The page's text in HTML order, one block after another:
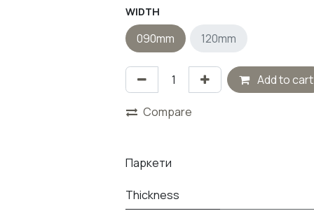
WIDTH
090mm 120mm
Add to cart
Compare
Паркети
Thickness